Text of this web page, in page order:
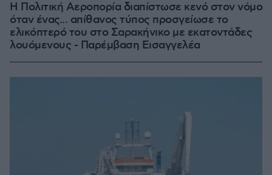
Η Πολιτική Αεροπορία διαπίστωσε κενό στον νόμο
όταν ένας... απίθανος τύπος προσγείωσε το
ελικόπτερό του στο Σαρακήνικο με εκατοντάδες
λουόμενους - Παρέμβαση Εισαγγελέα